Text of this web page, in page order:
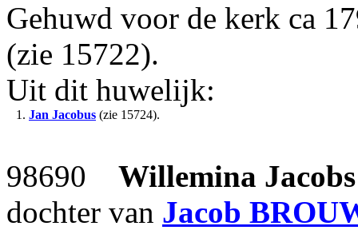
Gehuwd voor de kerk ca
(zie 15722).
Uit dit huwelijk:
1. Jan Jacobus (zie 15724).
98690 Willemina Jacobs
dochter van Jacob